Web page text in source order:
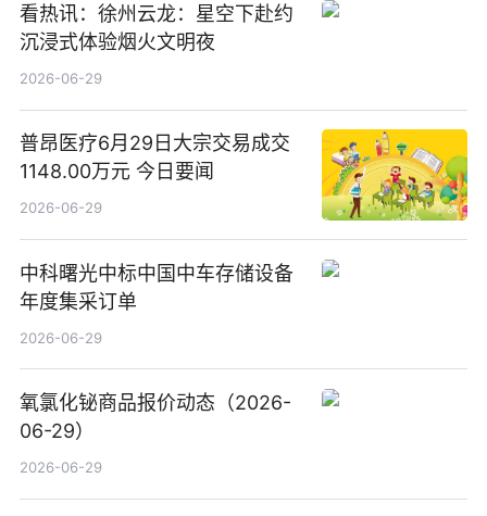
看热讯：徐州云龙：星空下赴约
沉浸式体验烟火文明夜
2026-06-29
普昂医疗6月29日大宗交易成交
1148.00万元 今日要闻
2026-06-29
中科曙光中标中国中车存储设备
年度集采订单
2026-06-29
氧氯化铋商品报价动态（2026-
06-29）
2026-06-29